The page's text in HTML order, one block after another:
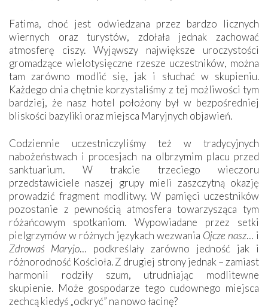
Fatima, choć jest odwiedzana przez bardzo licznych
wiernych oraz turystów, zdołała jednak zachować
atmosferę ciszy. Wyjąwszy największe uroczystości
gromadzące wielotysięczne rzesze uczestników, można
tam zarówno modlić się, jak i słuchać w skupieniu.
Każdego dnia chętnie korzystaliśmy z tej możliwości tym
bardziej, że nasz hotel położony był w bezpośredniej
bliskości bazyliki oraz miejsca Maryjnych objawień.
Codziennie uczestniczyliśmy też w tradycyjnych
nabożeństwach i procesjach na olbrzymim placu przed
sanktuarium. W trakcie trzeciego wieczoru
przedstawiciele naszej grupy mieli zaszczytną okazję
prowadzić fragment modlitwy. W pamięci uczestników
pozostanie z pewnością atmosfera towarzysząca tym
różańcowym spotkaniom. Wypowiadane przez setki
pielgrzymów w różnych językach wezwania Ojcze nasz… i
Zdrowaś Maryjo… podkreślały zarówno jedność jak i
różnorodność Kościoła. Z drugiej strony jednak – zamiast
harmonii rodziły szum, utrudniając modlitewne
skupienie. Może gospodarze tego cudownego miejsca
zechcą kiedyś „odkryć” na nowo łacinę?